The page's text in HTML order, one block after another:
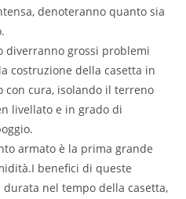
denoteranno quanto sia
diverranno grossi problemi
costruzione della casetta in
con cura, isolando il terreno
livellato e in grado di
armato è la prima grande
benefici di queste
nel tempo della casetta,